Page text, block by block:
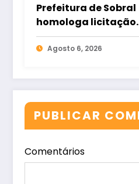
Prefeitura de Sobral
homologa licitação
para construção do
Hospital de
Agosto 6, 2026
PUBLICAR
Comentários